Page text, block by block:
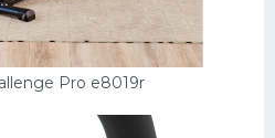
Pro e8019r